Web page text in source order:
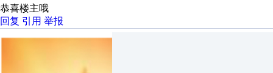
恭喜楼主哦
回复 引用 举报